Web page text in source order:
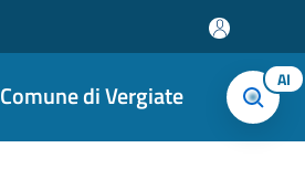
Comune di Vergiate AI